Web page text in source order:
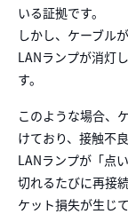
いる証拠です。
しかし、ケーブル
LANランプが消灯
す。
このような場合、
けており、接触不
LANランプが「点
切れるたびに再接
ケット損失が生じて